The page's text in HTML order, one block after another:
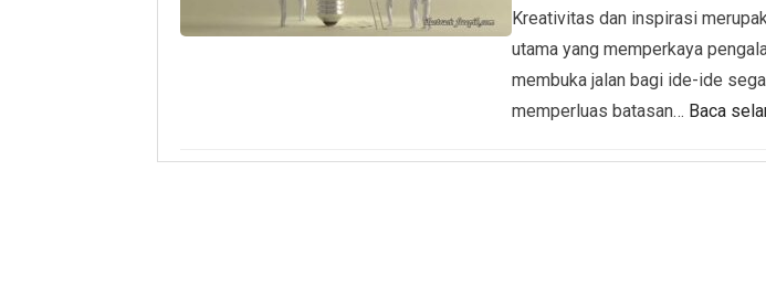
Kreativitas dan inspirasi
utama yang memperkaya
membuka jalan bagi ide-ide
memperluas batasan… Baca